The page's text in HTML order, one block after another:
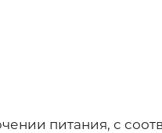
питания, с